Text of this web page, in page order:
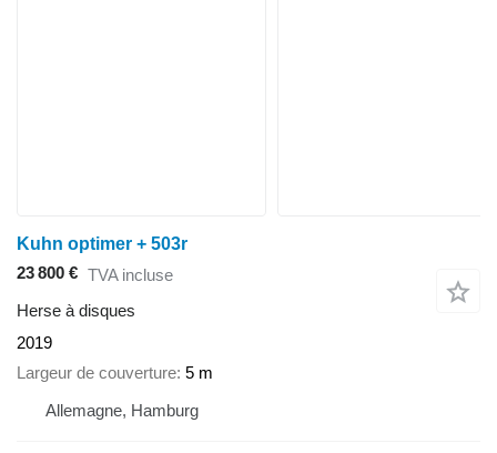
Kuhn optimer + 503r
23 800 € TVA incluse
Herse à disques
2019
Largeur de couverture 5 m
Allemagne, Hamburg